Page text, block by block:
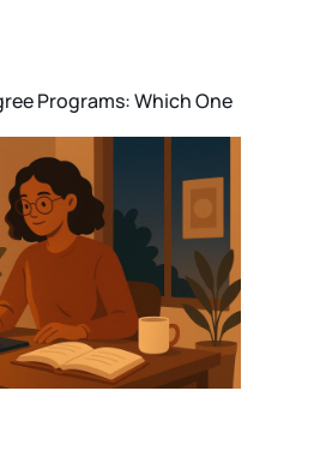
Programs: Which One